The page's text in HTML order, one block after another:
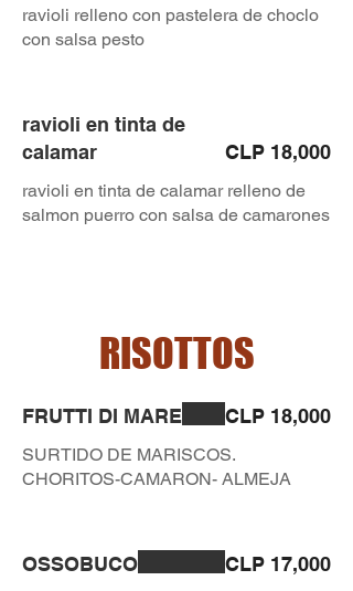
ravioli relleno con pastelera de choclo
con salsa pesto
ravioli en tinta de
calamar
ravioli en tinta de calamar relleno de
salmon puerro con salsa de camarones
CLP 18,000
RISOTTOS
FRUTTI DI MARE
SURTIDO DE MARISCOS.
CHORITOS-CAMARON- ALMEJA
CLP 18,000
OSSOBUCO CLP 17,000